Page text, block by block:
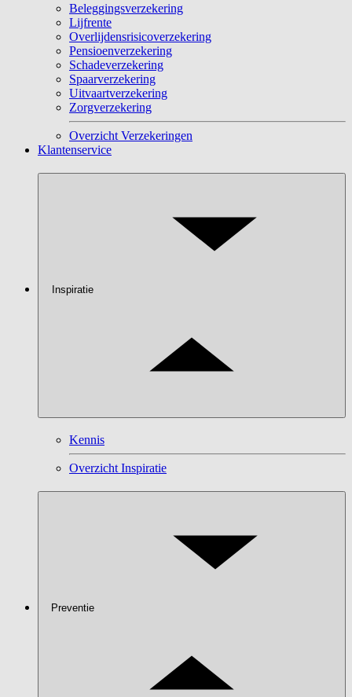
Beleggingsverzekering
Lijfrente
Overlijdensrisicoverzekering
Pensioenverzekering
Schadeverzekering
Spaarverzekering
Uitvaartverzekering
Zorgverzekering
Overzicht Verzekeringen
Klantenservice
Inspiratie
Kennis
Overzicht Inspiratie
Preventie